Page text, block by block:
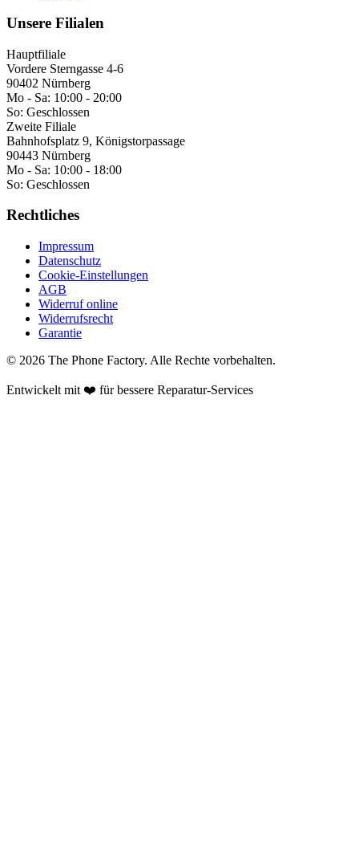
Unsere Filialen
Hauptfiliale
Vordere Sterngasse 4-6
90402 Nürnberg
Mo - Sa: 10:00 - 20:00
So: Geschlossen
Zweite Filiale
Bahnhofsplatz 9, Königstorpassage
90443 Nürnberg
Mo - Sa: 10:00 - 18:00
So: Geschlossen
Rechtliches
Impressum
Datenschutz
Cookie-Einstellungen
AGB
Widerruf online
Widerrufsrecht
Garantie
© 2026 The Phone Factory. Alle Rechte vorbehalten.
Entwickelt mit ❤️ für bessere Reparatur-Services